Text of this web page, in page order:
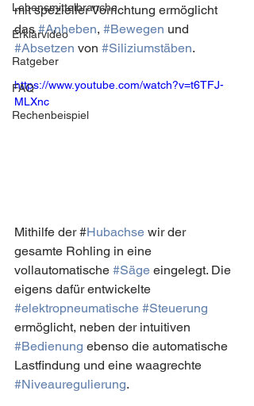
Lebensmittelbranche
Erklärvideo
Ratgeber
FAQ
Rechenbeispiel
mit spezieller Vorrichtung ermöglicht
das #Anheben, #Bewegen und
#Absetzen von #Siliziumstäben.
https://www.youtube.com/watch?v=t6TFJ-
MLXnc
Mithilfe der #Hubachse wir der
gesamte Rohling in eine
vollautomatische #Säge eingelegt. Die
eigens dafür entwickelte
#elektropneumatische #Steuerung
ermöglicht, neben der intuitiven
#Bedienung ebenso die automatische
Lastfindung und eine waagrechte
#Niveauregulierung.